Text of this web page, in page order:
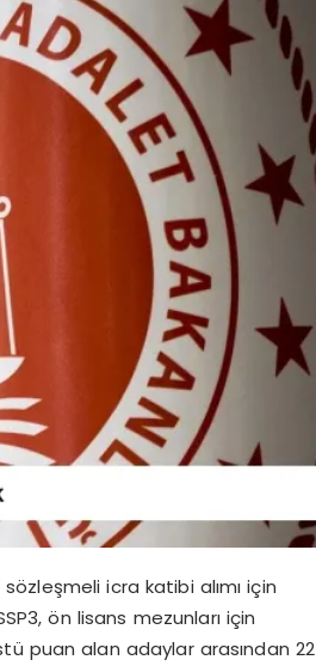
sözleşmeli icra katibi alımı için
ön lisans mezunları için
puan alan adaylar arasından 22